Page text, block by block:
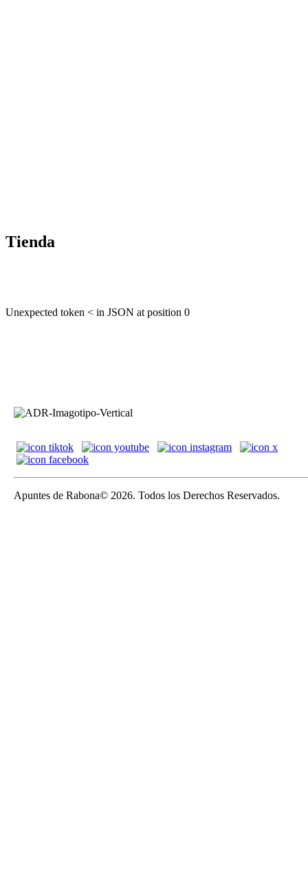
Tienda
Unexpected token < in JSON at position 0
Apuntes de Rabona© 2026. Todos los Derechos Reservados.